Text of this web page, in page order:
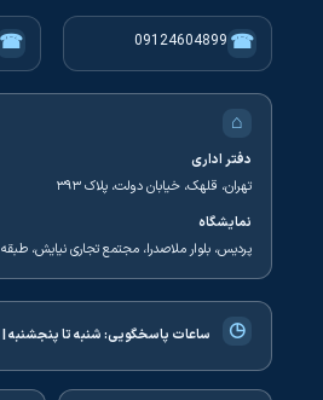
☎
09124604899
☎
⌂
دفتر اداری
تهران، قلهک، خیابان دولت، پلاک ۳۹۳
نمایشگاه
پردیس، بلوار ملاصدرا، مجتمع تجاری نیایش، طبقه
◷ ساعات پاسخگویی:شنبه تا پنجشنبه | ۹:۰۰ تا ۱۷:۰۰